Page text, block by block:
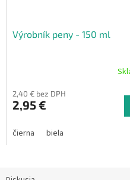
Výrobník peny - 150 ml
2,40 € bez DPH
2,95 €
čierna biela